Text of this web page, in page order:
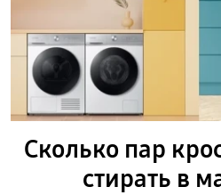
Сколько пар
стирать в